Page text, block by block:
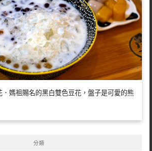
．媽祖賜名的黑白雙色豆花，盤子是可愛的熊
分類